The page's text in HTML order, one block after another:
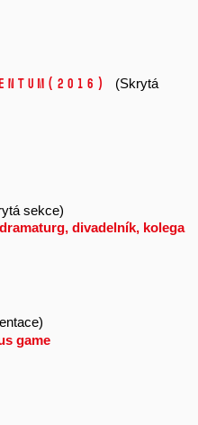
(2016)
(Skrytá
sekce)
divadelník, kolega
game